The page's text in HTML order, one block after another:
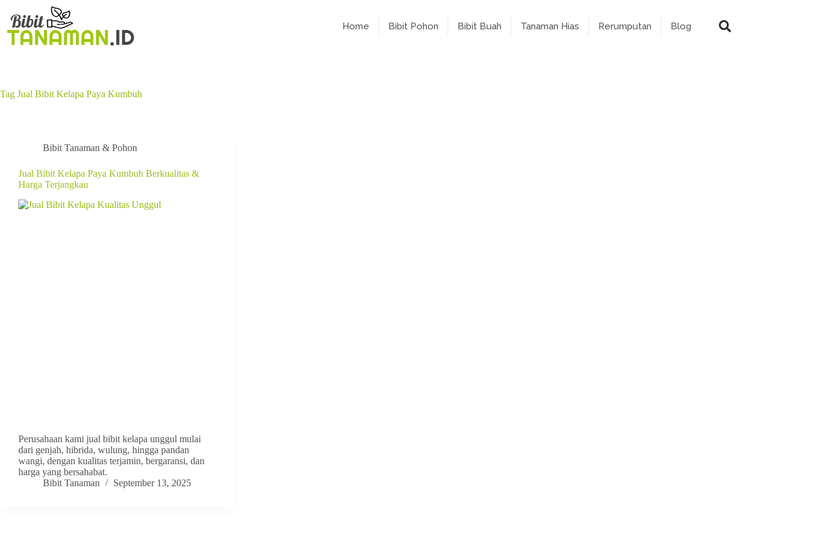
Home Bibit Pohon Bibit Buah Tanaman Hias Rerumputan Blog
Tag Jual Bibit Kelapa Paya Kumbuh
Bibit Tanaman & Pohon
Jual Bibit Kelapa Paya Kumbuh Berkualitas &
Harga Terjangkau
Perusahaan kami jual bibit kelapa unggul mulai
dari genjah, hibrida, wulung, hingga pandan
wangi, dengan kualitas terjamin, bergaransi, dan
harga yang bersahabat.
Bibit Tanaman
September 13, 2025